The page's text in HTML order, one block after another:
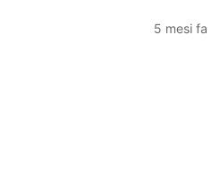
5 mesi fa